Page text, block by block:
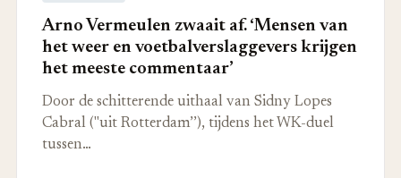
Arno Vermeulen zwaait af. ‘Mensen van
het weer en voetbalverslaggevers krijgen
het meeste commentaar’
Door de schitterende uithaal van Sidny Lopes
Cabral ("uit Rotterdam’’), tijdens het WK-duel
tussen…